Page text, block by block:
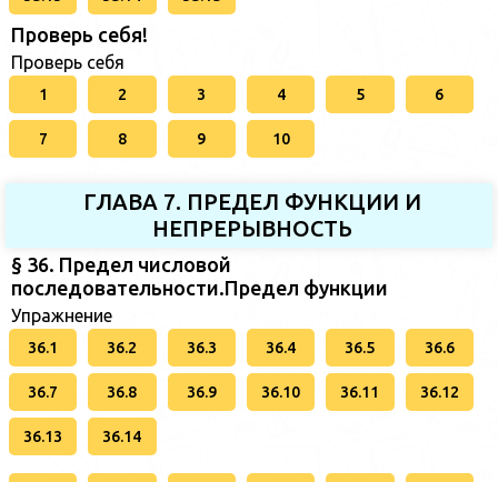
Проверь себя!
Проверь себя
1 2 3 4 5 6
7 8 9 10
ГЛАВА 7. ПРЕДЕЛ ФУНКЦИИ И
НЕПРЕРЫВНОСТЬ
§ 36. Предел числовой
последовательности.Предел функции
Упражнение
36.1 36.2 36.3 36.4 36.5 36.6
36.7 36.8 36.9 36.10 36.11 36.12
36.13 36.14